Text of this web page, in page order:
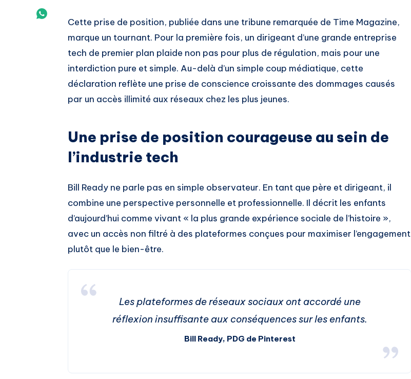
Whatsapp
Cette prise de position, publiée dans une tribune remarquée de Time Magazine,
marque un tournant. Pour la première fois, un dirigeant d’une grande entreprise
tech de premier plan plaide non pas pour plus de régulation, mais pour une
interdiction pure et simple. Au-delà d’un simple coup médiatique, cette
déclaration reflète une prise de conscience croissante des dommages causés
par un accès illimité aux réseaux chez les plus jeunes.
Une prise de position courageuse au sein de
l’industrie tech
Bill Ready ne parle pas en simple observateur. En tant que père et dirigeant, il
combine une perspective personnelle et professionnelle. Il décrit les enfants
d’aujourd’hui comme vivant « la plus grande expérience sociale de l’histoire »,
avec un accès non filtré à des plateformes conçues pour maximiser l’engagement
plutôt que le bien-être.
Les plateformes de réseaux sociaux ont accordé une
réflexion insuffisante aux conséquences sur les enfants.
Bill Ready, PDG de Pinterest